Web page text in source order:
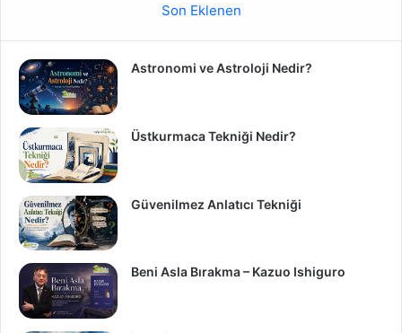
Son Eklenen
Astronomi ve Astroloji Nedir?
Üstkurmaca Tekniği Nedir?
Güvenilmez Anlatıcı Tekniği
Beni Asla Bırakma – Kazuo Ishiguro